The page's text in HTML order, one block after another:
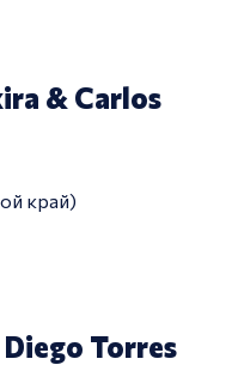
& Carlos
край)
Torres